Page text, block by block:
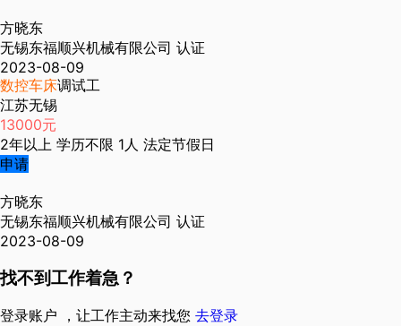
方晓东
无锡东福顺兴机械有限公司 认证
2023-08-09
数控车床调试工
江苏无锡
13000元
2年以上 学历不限 1人 法定节假日
申请
方晓东
无锡东福顺兴机械有限公司 认证
2023-08-09
找不到工作着急？
登录账户 ，让工作主动来找您 去登录